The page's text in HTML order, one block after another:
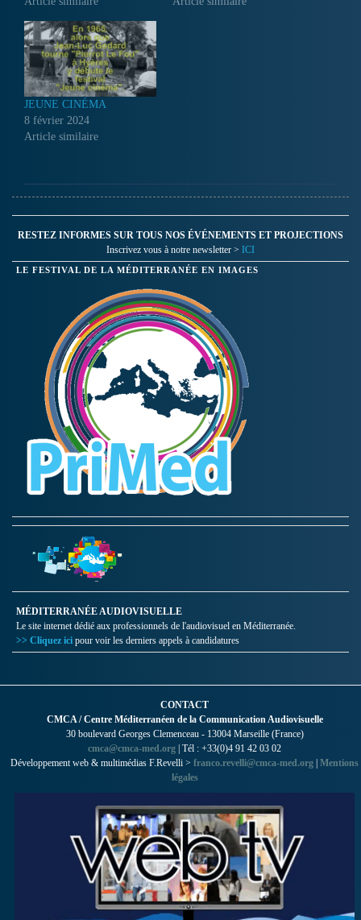
JEUNE CINÉMA
8 février 2024
Article similaire
RESTEZ INFORMES SUR TOUS NOS ÉVÉNEMENTS ET PROJECTIONS
Inscrivez vous à notre newsletter > ICI
LE FESTIVAL DE LA MÉDITERRANÉE EN IMAGES
MÉDITERRANÉE AUDIOVISUELLE
Le site internet dédié aux professionnels de l'audiovisuel en Méditerranée.
>> Cliquez ici pour voir les derniers appels à candidatures
CONTACT
CMCA / Centre Méditerranéen de la Communication Audiovisuelle
30 boulevard Georges Clemenceau - 13004 Marseille (France)
cmca@cmca-med.org | Tél : +33(0)4 91 42 03 02
Développement web & multimédias F.Revelli > franco.revelli@cmca-med.org | Mentions
légales